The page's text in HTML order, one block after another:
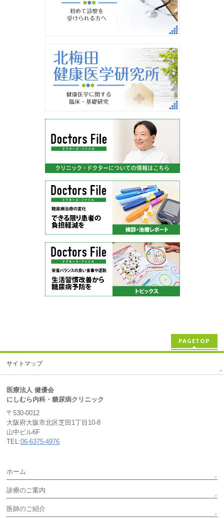
PAGETOP
サイトマップ
医療法人 健優会
にしむら内科・糖尿病クリニック
〒530-0012
大阪府大阪市北区芝田1丁目10-8
山中ビル6F
TEL:06-6375-4976
ホーム
診療のご案内
医師のご紹介